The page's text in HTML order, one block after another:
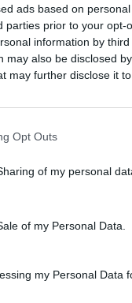
ads based on
parties prior to your
information by
may also be disclosed
may further disclose it
Opt Outs
of my personal
of my Personal Data.
my Personal Data
kuukaudet? Miten
Helmikuussa